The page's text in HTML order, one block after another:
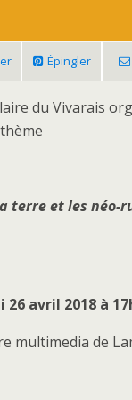
Épingler
du Vivarais
terre et les néo-
26 avril 2018 à
multimedia de